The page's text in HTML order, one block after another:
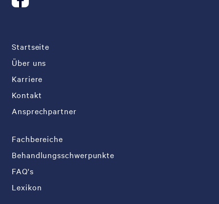
Startseite
Über uns
Karriere
Kontakt
Ansprechpartner
Fachbereiche
Behandlungsschwerpunkte
FAQ's
Lexikon